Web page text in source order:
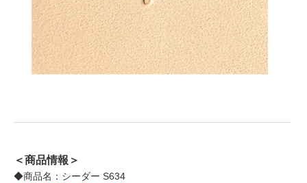
＜商品情報＞
◆商品名：シーダー S634